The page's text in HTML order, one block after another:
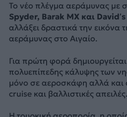
Το νέο πλέγμα αεράμυνας με
Spyder, Barak MX και
αλλάξει δραστικά την εικόνα
αεράμυνας στο Αιγαίο.
Για πρώτη φορά
πολυεπίπεδης κάλυψης των
μόνο σε αεροσκάφη αλλά και
cruise και βαλλιστικές απειλές.